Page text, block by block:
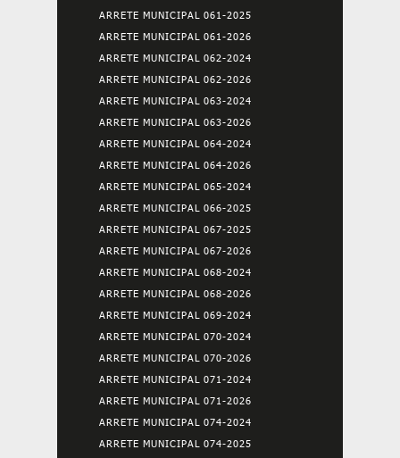
ARRETE MUNICIPAL 061-2025
ARRETE MUNICIPAL 061-2026
ARRETE MUNICIPAL 062-2024
ARRETE MUNICIPAL 062-2026
ARRETE MUNICIPAL 063-2024
ARRETE MUNICIPAL 063-2026
ARRETE MUNICIPAL 064-2024
ARRETE MUNICIPAL 064-2026
ARRETE MUNICIPAL 065-2024
ARRETE MUNICIPAL 066-2025
ARRETE MUNICIPAL 067-2025
ARRETE MUNICIPAL 067-2026
ARRETE MUNICIPAL 068-2024
ARRETE MUNICIPAL 068-2026
ARRETE MUNICIPAL 069-2024
ARRETE MUNICIPAL 070-2024
ARRETE MUNICIPAL 070-2026
ARRETE MUNICIPAL 071-2024
ARRETE MUNICIPAL 071-2026
ARRETE MUNICIPAL 074-2024
ARRETE MUNICIPAL 074-2025